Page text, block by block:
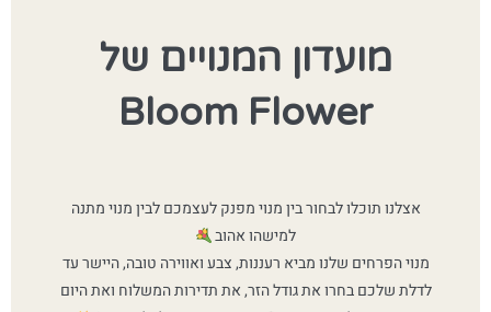
מועדון המנויים של
Bloom Flower
אצלנו תוכלו לבחור בין מנוי מפנק לעצמכם לבין מנוי מתנה
למישהו אהוב
מנוי הפרחים שלנו מביא רעננות, צבע ואווירה טובה, היישר עד
לדלת שלכם בחרו את גודל הזר, את תדירות המשלוח ואת היום